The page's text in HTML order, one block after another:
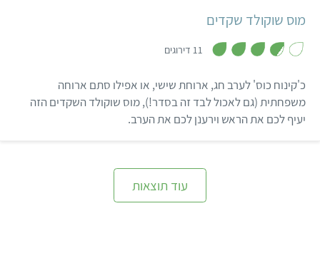
מוס שוקולד שקדים
11 דירוגים
ת
ו
ך
5
כ'קינוח כוס' לערב חג, ארוחת שישי, או אפילו סתם ארוחה
משפחתית (גם לאכול לבד זה בסדר!), מוס שוקולד השקדים הזה
יעיף לכם את הראש וירענן לכם את הערב.
עוד תוצאות